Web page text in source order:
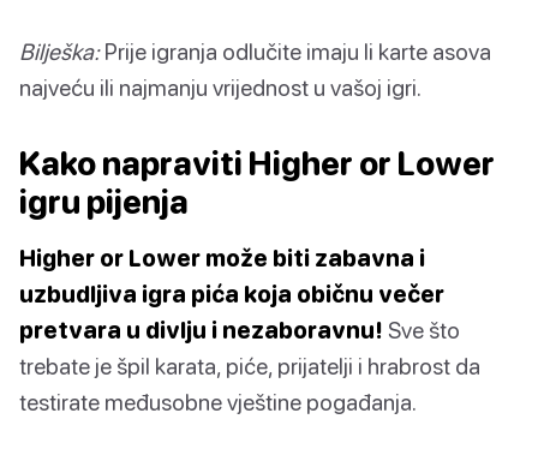
Bilješka:Prije igranja odlučite imaju li karte asova
najveću ili najmanju vrijednost u vašoj igri.
Kako napraviti Higher or Lower
igru pijenja
Higher or Lower može biti zabavna i
uzbudljiva igra pića koja običnu večer
pretvara u divlju i nezaboravnu! Sve što
trebate je špil karata, piće, prijatelji i hrabrost da
testirate međusobne vještine pogađanja.